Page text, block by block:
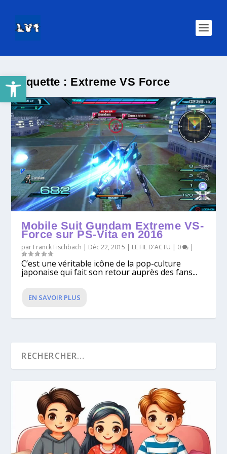
Ouvrir la barre d’outilsÉtiquette : Extreme VS Force
Mobile Suit Gundam Extreme VS-
Force sur PS-Vita en 2016
par Franck Fischbach | Déc 22, 2015 | LE FIL D'ACTU | 0 |
C’est une véritable icône de la pop-culture
japonaise qui fait son retour auprès des fans...
EN SAVOIR PLUS